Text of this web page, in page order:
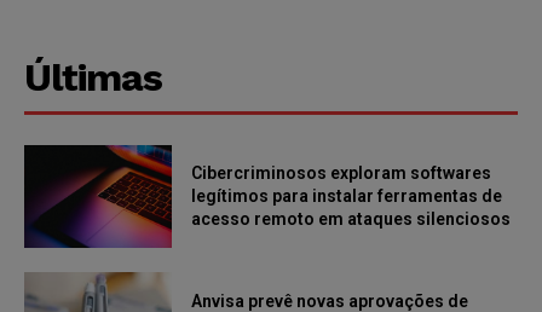
Últimas
Cibercriminosos exploram softwares
legítimos para instalar ferramentas de
acesso remoto em ataques silenciosos
Anvisa prevê novas aprovações de